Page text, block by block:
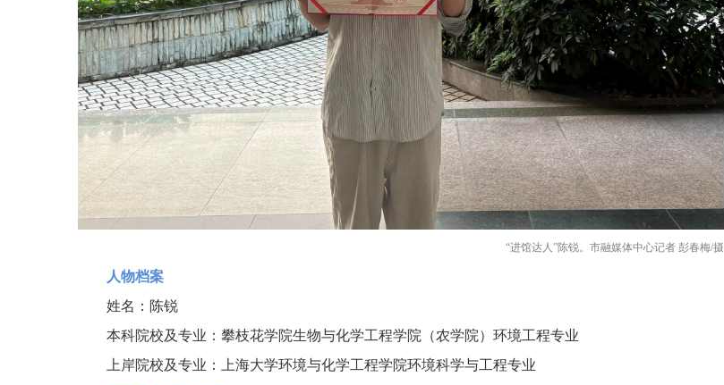
“进馆达人”陈锐。市融媒体中心记者 彭春梅/摄
人物档案
姓名：陈锐
本科院校及专业：攀枝花学院生物与化学工程学院（农学院）环境工程专业
上岸院校及专业：上海大学环境与化学工程学院环境科学与工程专业